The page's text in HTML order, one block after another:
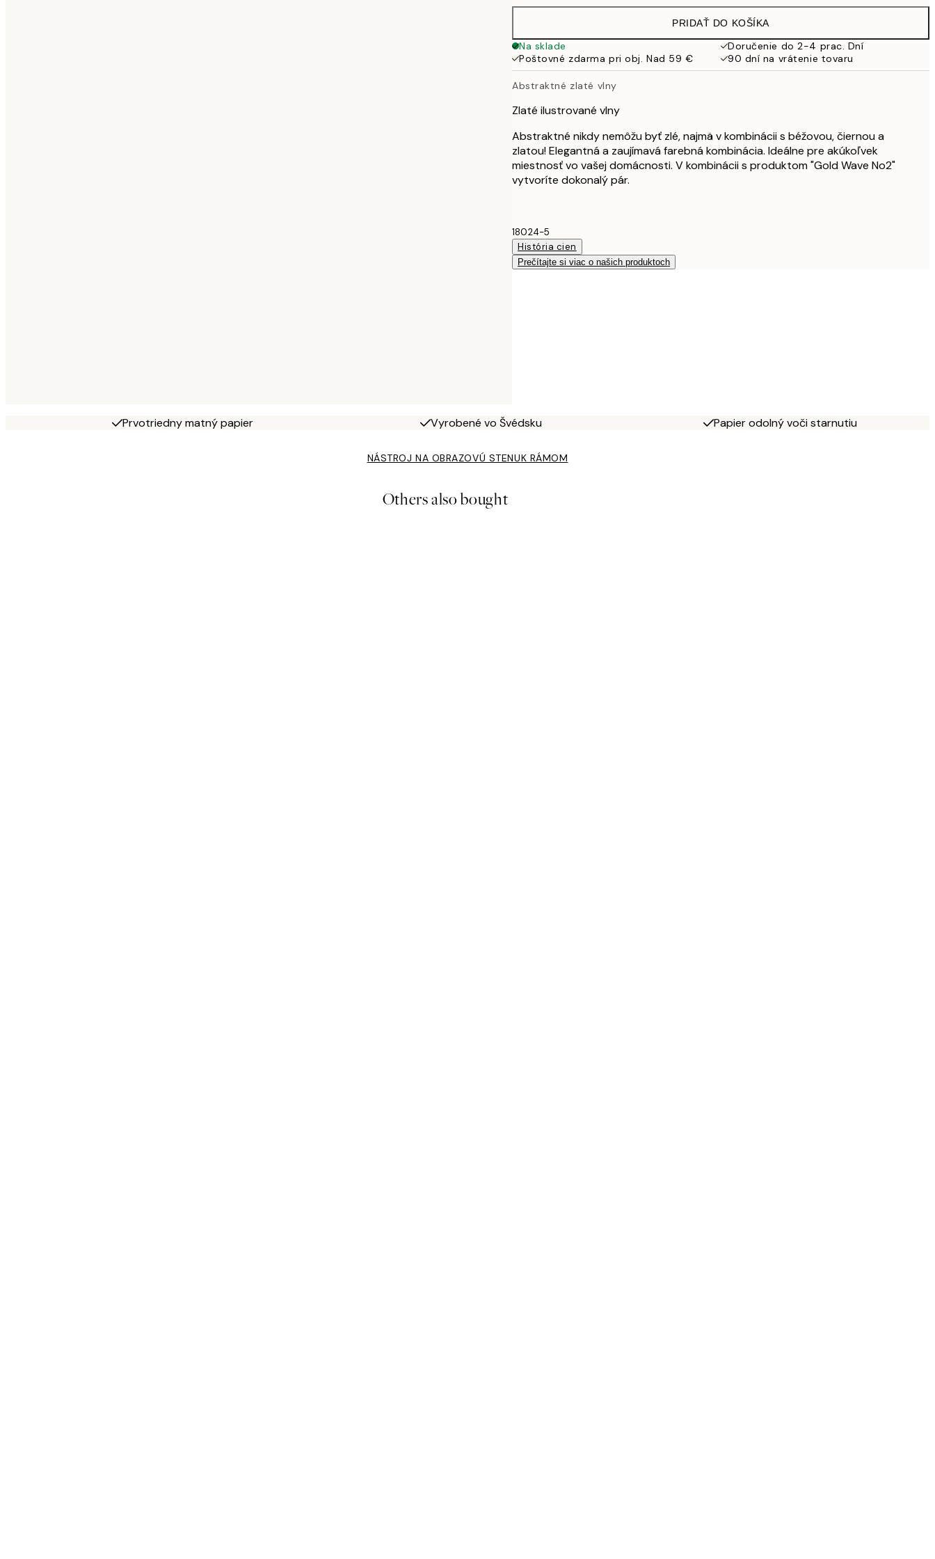
32,45 €
PRIDAŤ DO KOŠÍKA
Na sklade
Doručenie do 2-4 prac. Dní
Poštovné zdarma pri obj. Nad 59 €
90 dní na vrátenie tovaru
Abstraktné zlaté vlny
Zlaté ilustrované vlny
Abstraktné nikdy nemôžu byť zlé, najmä v kombinácii s béžovou, čiernou a
zlatou! Elegantná a zaujímavá farebná kombinácia. Ideálne pre akúkoľvek
miestnosť vo vašej domácnosti. V kombinácii s produktom "Gold Wave No2"
vytvoríte dokonalý pár.
18024-5
História cien
Prečítajte si viac o našich produktoch
Prvotriedny matný papier Vyrobené vo Švédsku Papier odolný voči starnutiu
NÁSTROJ NA OBRAZOVÚ STENUK RÁMOM
Others also bought